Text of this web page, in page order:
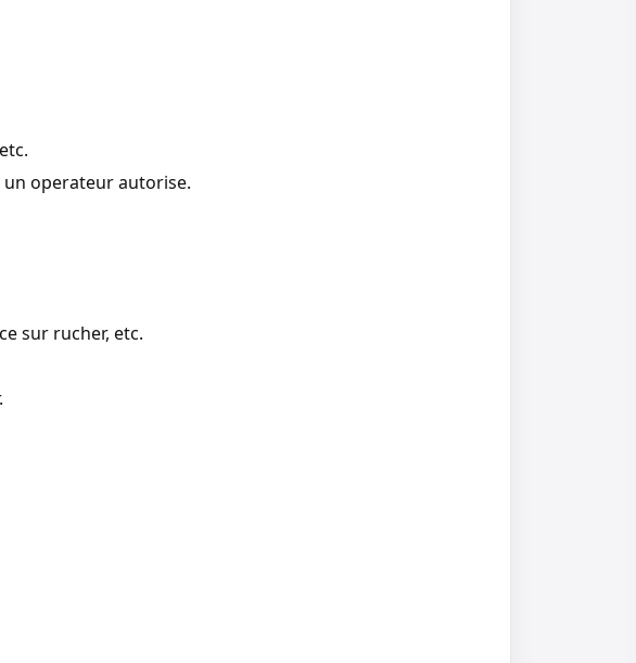
operateur autorise.
sur rucher, etc.